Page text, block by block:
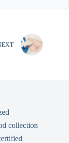
collection